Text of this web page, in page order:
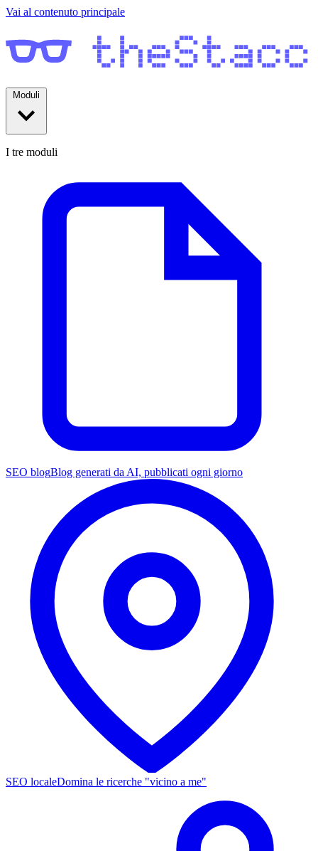
Vai al contenuto principale
I tre moduli
SEO blogBlog generati da AI, pubblicati ogni giorno
SEO localeDomina le ricerche "vicino a me"